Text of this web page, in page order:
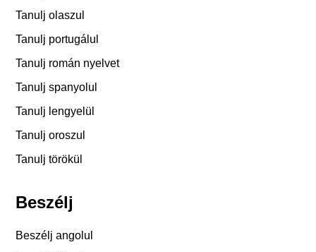
Tanulj olaszul
Tanulj portugálul
Tanulj román nyelvet
Tanulj spanyolul
Tanulj lengyelül
Tanulj oroszul
Tanulj törökül
Beszélj
Beszélj angolul